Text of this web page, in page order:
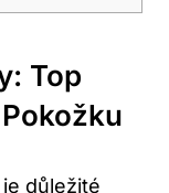
Top
důležité